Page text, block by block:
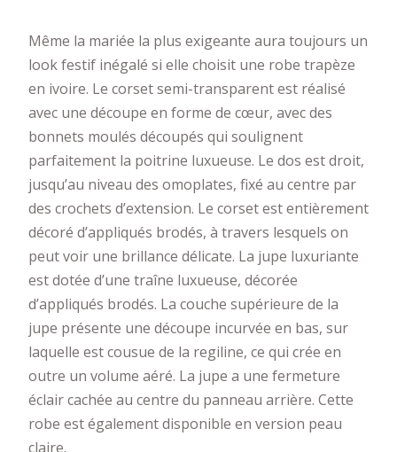
Même la mariée la plus exigeante aura toujours un
look festif inégalé si elle choisit une robe trapèze
en ivoire. Le corset semi-transparent est réalisé
avec une découpe en forme de cœur, avec des
bonnets moulés découpés qui soulignent
parfaitement la poitrine luxueuse. Le dos est droit,
jusqu’au niveau des omoplates, fixé au centre par
des crochets d’extension. Le corset est entièrement
décoré d’appliqués brodés, à travers lesquels on
peut voir une brillance délicate. La jupe luxuriante
est dotée d’une traîne luxueuse, décorée
d’appliqués brodés. La couche supérieure de la
jupe présente une découpe incurvée en bas, sur
laquelle est cousue de la regiline, ce qui crée en
outre un volume aéré. La jupe a une fermeture
éclair cachée au centre du panneau arrière. Cette
robe est également disponible en version peau
claire.